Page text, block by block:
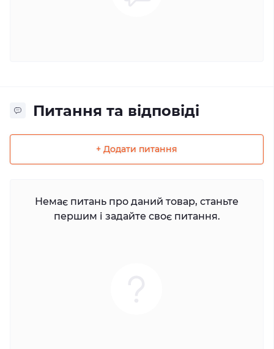
Питання та відповіді
+ Додати питання
Немає питань про даний товар, станьте
першим і задайте своє питання.